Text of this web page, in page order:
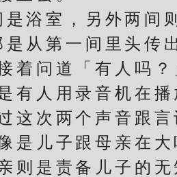
室，另外两间则
第一间里头传出
问道「有人吗？
有人用录音机在播
次两个声音跟言
是儿子跟母亲在大
是责备儿子的无